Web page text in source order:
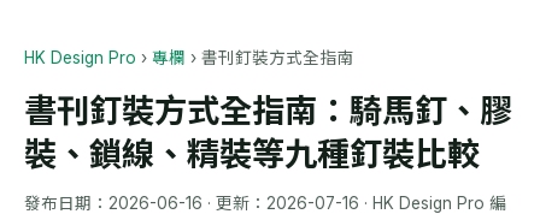
HK Design Pro › 專欄 › 書刊釘裝方式全指南
書刊釘裝方式全指南：騎馬釘、膠
裝、鎖線、精裝等九種釘裝比較
發布日期： 2026-06-16 · 更新： 2026-07-16 · HK Design Pro 編